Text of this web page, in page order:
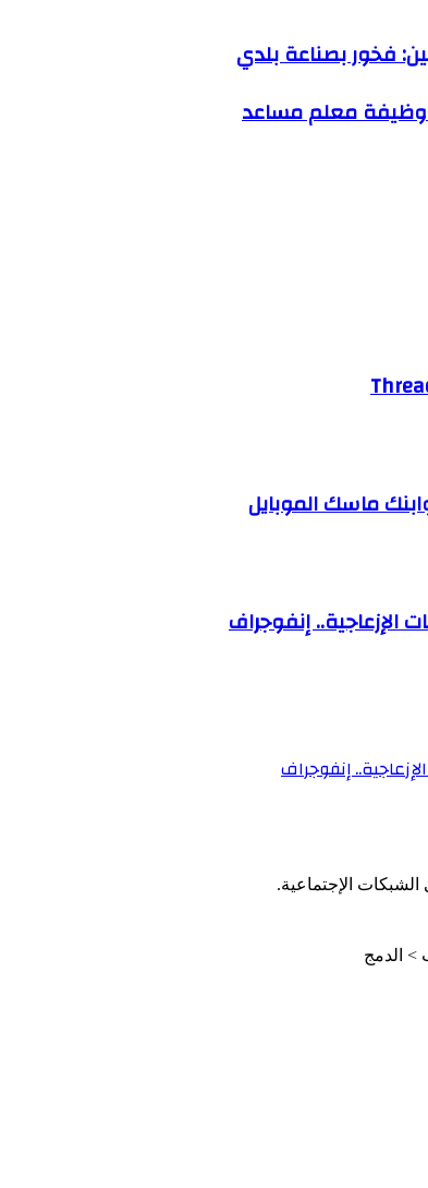
فخور بصناعة بلدي
وظيفة معلم مساعد
ماسك الموبايل
الإزعاجية.. إنفوجراف
إنفوجراف
الإجتماعية.